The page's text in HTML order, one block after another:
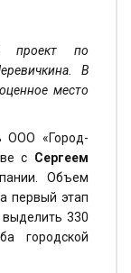
проект по
В
место
ООО «Город-
с Сергеем
Объем
первый этап
выделить 330
городской